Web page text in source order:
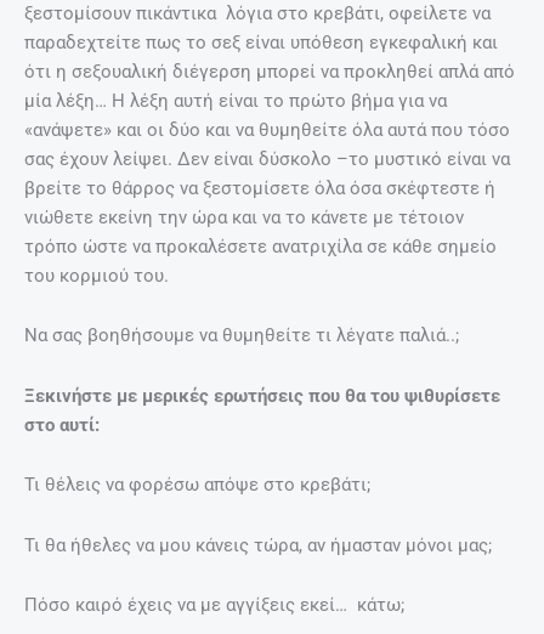
ξεστομίσουν πικάντικα λόγια στο κρεβάτι, οφείλετε να
παραδεχτείτε πως το σεξ είναι υπόθεση εγκεφαλική και
ότι η σεξουαλική διέγερση μπορεί να προκληθεί απλά από
μία λέξη… Η λέξη αυτή είναι το πρώτο βήμα για να
«ανάψετε» και οι δύο και να θυμηθείτε όλα αυτά που τόσο
σας έχουν λείψει. Δεν είναι δύσκολο –το μυστικό είναι να
βρείτε το θάρρος να ξεστομίσετε όλα όσα σκέφτεστε ή
νιώθετε εκείνη την ώρα και να το κάνετε με τέτοιον
τρόπο ώστε να προκαλέσετε ανατριχίλα σε κάθε σημείο
του κορμιού του.
Να σας βοηθήσουμε να θυμηθείτε τι λέγατε παλιά..;
Ξεκινήστε με μερικές ερωτήσεις που θα του ψιθυρίσετε
στο αυτί:
Τι θέλεις να φορέσω απόψε στο κρεβάτι;
Τι θα ήθελες να μου κάνεις τώρα, αν ήμασταν μόνοι μας;
Πόσο καιρό έχεις να με αγγίξεις εκεί… κάτω;